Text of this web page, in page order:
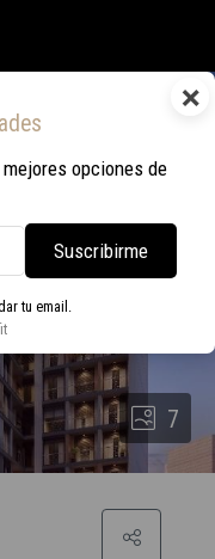
×
opciones de
Suscribirme
tu email.
7